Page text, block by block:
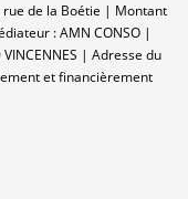
rue de la Boétie | Montant
: AMN CONSO |
| Adresse du
et financièrement